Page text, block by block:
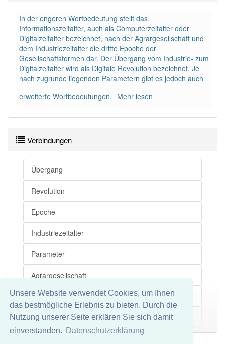
Unsere Website verwendet Cookies, um Ihnen
das bestmögliche Erlebnis zu bieten. Durch die
Nutzung unserer Seite erklären Sie sich damit
einverstanden.
Datenschutzerklärung
In der engeren Wortbedeutung stellt das
Informationszeitalter, auch als Computerzeitalter oder
Digitalzeitalter bezeichnet, nach der Agrargesellschaft und
dem Industriezeitalter die dritte Epoche der
Gesellschaftsformen dar. Der Übergang vom Industrie- zum
Digitalzeitalter wird als Digitale Revolution bezeichnet. Je
nach zugrunde liegenden Parametern gibt es jedoch auch
erweiterte Wortbedeutungen. Mehr lesen
Verbindungen
Übergang
Revolution
Epoche
Industriezeitalter
Parameter
Agrargesellschaft
Industrie
Wortbedeutung Mehr